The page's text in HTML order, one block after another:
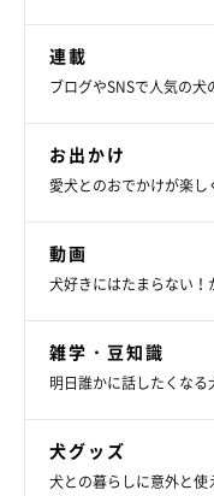
連載
ブログやSNSで人気の
お出かけ
愛犬とのおでかけが楽
動画
犬好きにはたまらない
雑学・豆知識
明日誰かに話したくなる
犬グッズ
犬との暮らしに意外と